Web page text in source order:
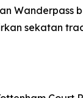
Wanderpass
sekatan